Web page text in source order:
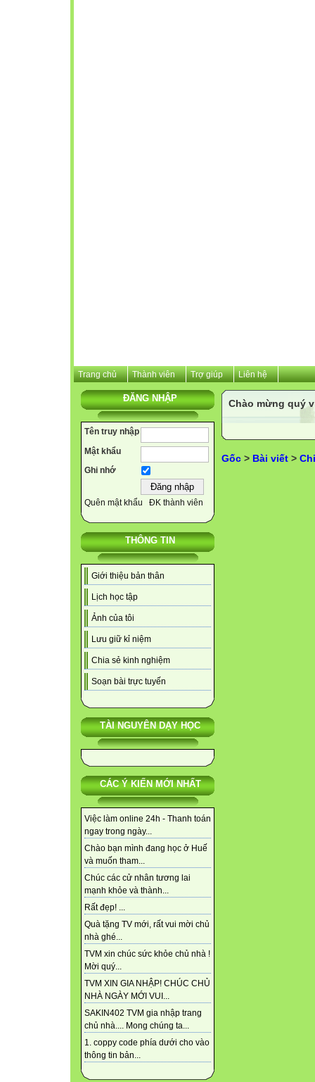
Trang chủ Thành viên Trợ giúp Liên hệ
ĐĂNG NHẬP
Tên truy nhập
Mật khẩu
Ghi nhớ
Quên mật khẩu ĐK thành viên
THÔNG TIN
Giới thiệu bản thân
Lịch học tập
Ảnh của tôi
Lưu giữ kỉ niệm
Chia sẻ kinh nghiệm
Soạn bài trực tuyến
TÀI NGUYÊN DẠY HỌC
CÁC Ý KIẾN MỚI NHẤT
Việc làm online 24h - Thanh toán
ngay trong ngày...
Chào bạn mình đang học ở Huế
và muốn tham...
Chúc các cử nhân tương lai
mạnh khỏe và thành...
Rất đẹp! ...
Quà tặng TV mới, rất vui mời chủ
nhà ghé...
TVM xin chúc sức khỏe chủ nhà !
Mời quý...
TVM XIN GIA NHẬP! CHÚC CHỦ
NHÀ NGÀY MỚI VUI...
SAKIN402 TVM gia nhập trang
chủ nhà.... Mong chúng ta...
1. coppy code phía dưới cho vào
thông tin bản...
Chào mừng quý
Gốc > Bài viết >